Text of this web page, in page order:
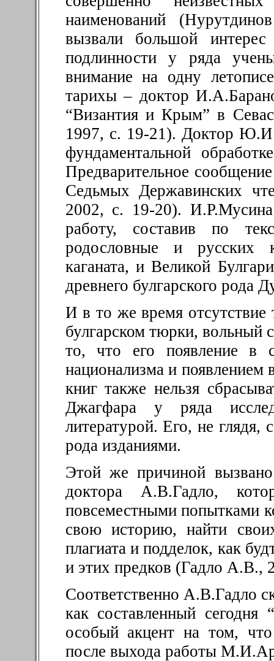
наименований
вызвали большой
подлинности у ряда
внимание на одну
тарихы – доктор
“Византия и Крым” в
1997, с. 19-21). Доктор
фундаментальной
Предварительное
Седьмых Державинских
2002, с. 19-20). И.Р.Мусина
работу, составив по
родословные и русских
каганата, и Великой
древнего булгарского
И в то же время отсутствие
булгарском тюрки, вольный
то, что его появление в
национализма и появлением
книг также нельзя
Джагфара у ряда
литературой. Его, не
рода изданиями.
Этой же причиной
доктора А.В.Гадло,
повсеместными попытками
свою историю, найти
плагиата и подделок, как
и этих предков (Гадло А.В.,
Соответственно А.В.Гадло
как составленный сегодня
особый акцент на том,
после выхода работы